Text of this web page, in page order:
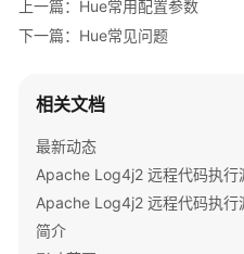
用
Oozie
用
使
用
Ranger
上一篇：Hue常用配置参数
下一篇：Hue常见问题
相关文档
最新动态
简介